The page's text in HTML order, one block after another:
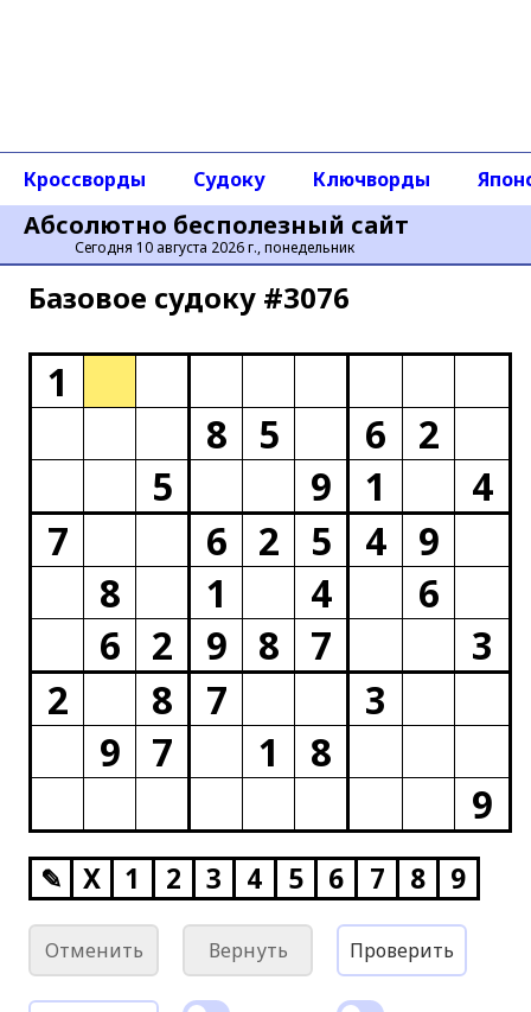
Абсолютно бесполезный сайт
Сегодня 10 августа 2026 г., понедельник
Кроссворды Судоку Ключворды
Базовое cудоку #3076
1
8
5 6
2
5
9 1
4
7
6 2 5 4
9
8
1 4
6
6
2 9 8 7
3
2
8 7
3
9
7 1
8
9
✎ X 1 2 3 4 5 6 7 8 9
Отменить Вернуть Проверить